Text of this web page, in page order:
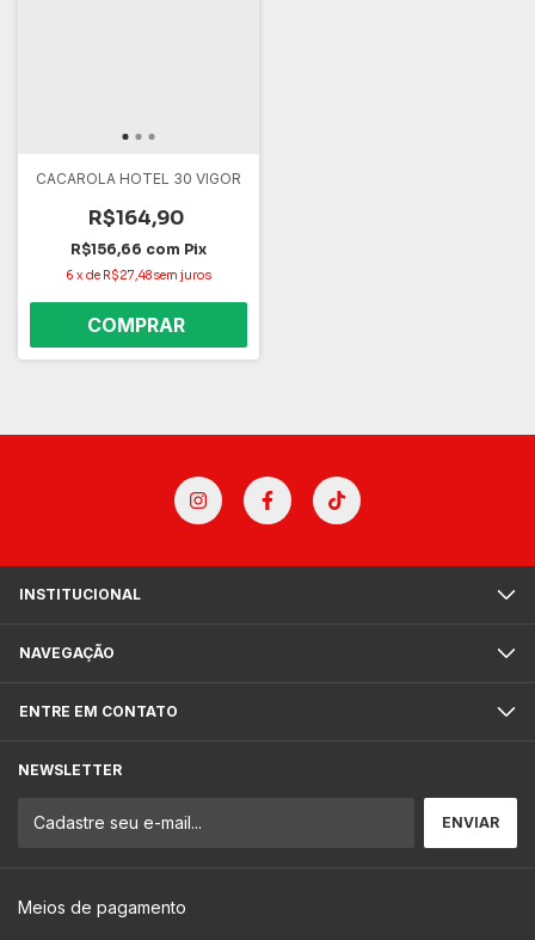
CACAROLA HOTEL 30 VIGOR
R$164,90
R$156,66 com Pix
6 xde R$27,48sem juros
INSTITUCIONAL
NAVEGAÇÃO
ENTRE EM CONTATO
NEWSLETTER
Meios de pagamento